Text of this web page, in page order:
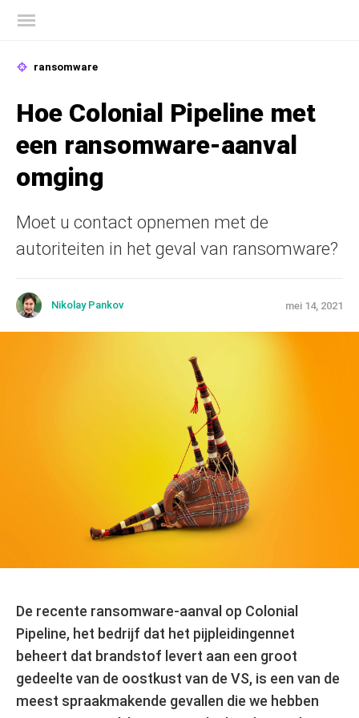
ransomware
Hoe Colonial Pipeline met
een ransomware-aanval
omging
Moet u contact opnemen met de
autoriteiten in het geval van ransomware?
Nikolay Pankov mei 14, 2021
De recente ransomware-aanval op Colonial
Pipeline, het bedrijf dat het pijpleidingennet
beheert dat brandstof levert aan een groot
gedeelte van de oostkust van de VS, is een van de
meest spraakmakende gevallen die we hebben